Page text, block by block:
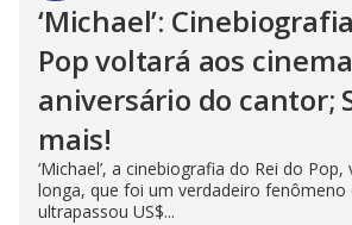
‘Michael’:
Pop voltará aos
aniversário do cantor;
mais!
‘Michael’, a cinebiografia do Rei do
longa, que foi um verdadeiro fenômeno
ultrapassou US$...